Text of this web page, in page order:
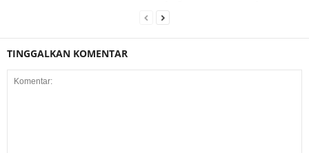
TINGGALKAN KOMENTAR